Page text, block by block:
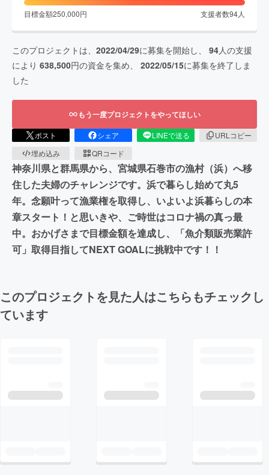
目標金額250,000円 支援者数94人
このプロジェクトは、 2022/04/29に募集を開始し、 94人の支援
により 638,500円の資金を集め、 2022/05/15に募集を終了しま
した
もう一度プロジェクトをやってほしい
ポスト シェア LINEで送る
URLコピー
埋め込み
QRコード
神奈川県と群馬県から、宮城県石巻市の漁村（浜）へ移
住した夫婦のチャレンジです。浜で暮らし始めて丸5
年。念願叶って漁業権を取得し、いよいよ浜暮らしの本
章スタート！と思いきや、ご時世はコロナ禍の真っ最
中。おかげさまで目標金額を達成し、「魚介類販売業許
可」取得目指してNEXT GOALに挑戦中です！！
このプロジェクトを見た人はこちらもチェックし
ています